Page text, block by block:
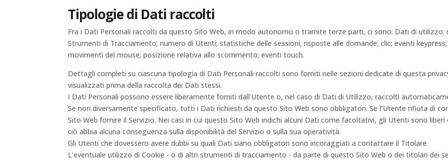
Tipologie di Dati raccolti
Fra i Dati Personali raccolti da questo Sito Web, in modo autonomo o tramite terze parti, ci sono: Dati di
Strumenti di Tracciamento; numero di Utenti; statistiche delle sessioni; risposte alle domande; clic; eventi
movimenti del mouse; posizione relativa allo scorrimento; eventi touch.
Dettagli completi su ciascuna tipologia di Dati Personali raccolti sono forniti nelle sezioni dedicate di questa
visualizzati prima della raccolta dei Dati stessi.
I Dati Personali possono essere liberamente forniti dall'Utente o, nel caso di Dati di Utilizzo, raccolti
Se non diversamente specificato, tutti i Dati richiesti da questo Sito Web sono obbligatori. Se l’Utente rifiuta di
Sito Web fornire il Servizio. Nei casi in cui questo Sito Web indichi alcuni Dati come facoltativi, gli Utenti sono
ciò abbia alcuna conseguenza sulla disponibilità del Servizio o sulla sua operatività.
Gli Utenti che dovessero avere dubbi su quali Dati siano obbligatori sono incoraggiati a contattare il Titolare.
L’eventuale utilizzo di Cookie - o di altri strumenti di tracciamento - da parte di questo Sito Web o dei titolari dei